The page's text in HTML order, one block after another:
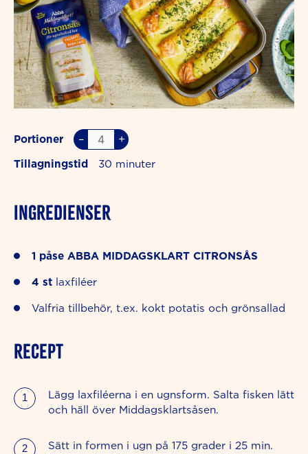
Portioner – +
Tillagningstid 30
INGREDIENSER
1 påse ABBA MIDDAGSKLART CITRONSÅS
4 st laxfiléer
Valfria tillbehör, t.ex. kokt potatis och grönsallad
RECEPT
Lägg laxfiléerna i en ugnsform. Salta fisken lätt
och häll över Middagsklartsåsen.
Sätt in formen i ugn på 175 grader i 25 min.